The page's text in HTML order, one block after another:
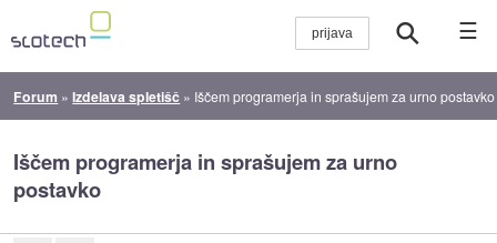
☰
Forum »Izdelava spletišč » Iščem programerja in sprašujem za urno postavko
Iščem programerja in sprašujem za urno
postavko